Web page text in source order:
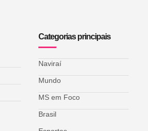
Categorias principais
Naviraí
Mundo
MS em Foco
Brasil